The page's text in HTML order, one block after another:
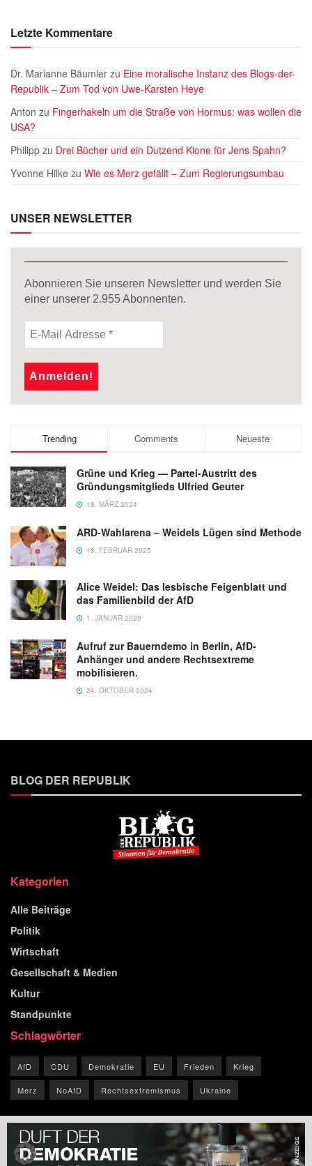
Letzte Kommentare
Dr. Marianne Bäumler zu Eine moralische Instanz des Blogs-der-
Republik – Zum Tod von Uwe-Karsten Heye
Anton zu Fingerhakeln um die Straße von Hormus: was wollen die
USA?
Philipp zu Drei Bücher und ein Dutzend Klone für Jens Spahn?
Yvonne Hilke zu Wie es Merz gefällt – Zum Regierungsumbau
UNSER NEWSLETTER
Abonnieren Sie unseren Newsletter und werden Sie
einer unserer 2.955Abonnenten.
Trending Comments Neueste
Grüne und Krieg — Partei-Austritt des
Gründungsmitglieds Ulfried Geuter
18. MÄRZ 2024
ARD-Wahlarena – Weidels Lügen sind Methode
18. FEBRUAR 2025
Alice Weidel: Das lesbische Feigenblatt und
das Familienbild der AfD
1. JANUAR 2025
Aufruf zur Bauerndemo in Berlin, AfD-
Anhänger und andere Rechtsextreme
mobilisieren.
24. OKTOBER 2024
BLOG DER REPUBLIK
Kategorien
Alle Beiträge
Politik
Wirtschaft
Gesellschaft & Medien
Kultur
Standpunkte
Schlagwörter
AfD CDU Demokratie EU Frieden Krieg
Merz NoAfD Rechtsextremismus Ukraine
© 2026 Blog der Republik.